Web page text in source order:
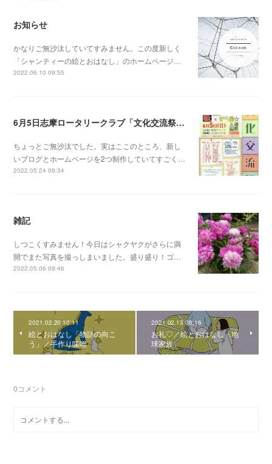
お知らせ
かなりご無沙汰していてすみません。この度新しく
「シャンティーの絵とおはなし」のホームページ…
2022.06.10 09:55
6月5日志摩ロータリークラブ「文化交流祭」だよ！
ちょっとご無沙汰でした。実はここのところ、新し
いブログとホームページを2つ制作していてすごく…
2022.05.24 09:34
雑記
しつこくすみません！今日はシャクヤクがさらに満
開でまた写真を撮っしまいました。盛り盛り！ゴ…
2022.05.06 09:46
2021.02.20 10:11
絵とおはなし「物語の向こ
う」／手作り味噌
2021.02.13 08:16
お礼♡／絵とおはなし「地
球家族」
0コメント